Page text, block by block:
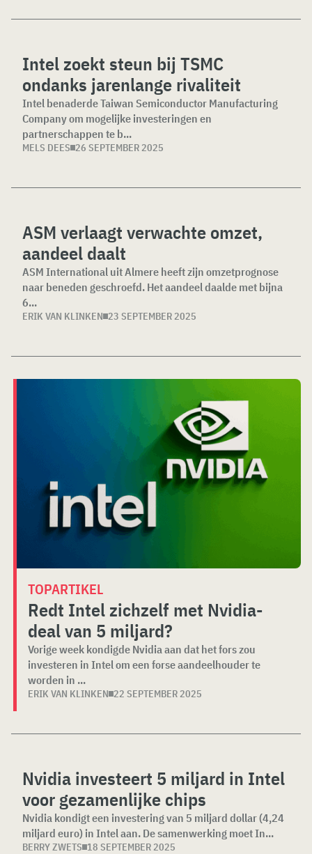
Intel zoekt steun bij TSMC
ondanks jarenlange rivaliteit
Intel benaderde Taiwan Semiconductor Manufacturing
Company om mogelijke investeringen en
partnerschappen te b...
MELS DEES 26 SEPTEMBER 2025
ASM verlaagt verwachte omzet,
aandeel daalt
ASM International uit Almere heeft zijn omzetprognose
naar beneden geschroefd. Het aandeel daalde met bijna
6...
ERIK VAN KLINKEN 23 SEPTEMBER 2025
TOPARTIKEL
Redt Intel zichzelf met Nvidia-
deal van 5 miljard?
Vorige week kondigde Nvidia aan dat het fors zou
investeren in Intel om een forse aandeelhouder te
worden in ...
ERIK VAN KLINKEN 22 SEPTEMBER 2025
Nvidia investeert 5 miljard in Intel
voor gezamenlijke chips
Nvidia kondigt een investering van 5 miljard dollar (4,24
miljard euro) in Intel aan. De samenwerking moet In...
BERRY ZWETS 18 SEPTEMBER 2025